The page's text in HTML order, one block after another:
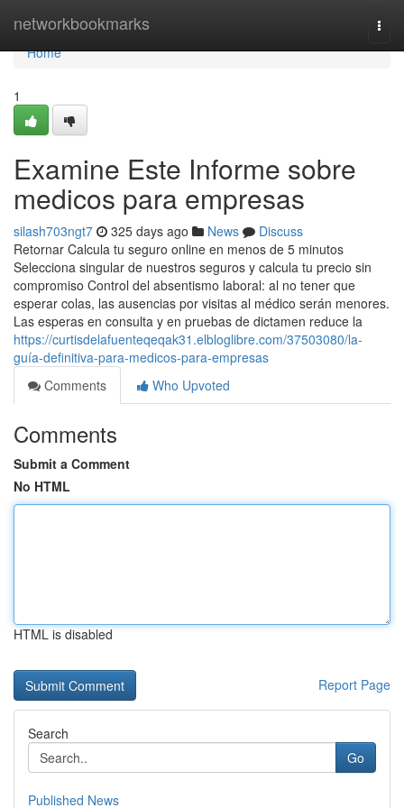
networkbookmarks
Home
Home
1
Examine Este Informe sobre
medicos para empresas
silash703ngt7 325 days ago News
Discuss
Retornar Calcula tu seguro online en menos de 5 minutos
Selecciona singular de nuestros seguros y calcula tu precio sin
compromiso Control del absentismo laboral: al no tener que
esperar colas, las ausencias por visitas al médico serán menores.
Las esperas en consulta y en pruebas de dictamen reduce la
https://curtisdelafuenteqeqak31.elbloglibre.com/37503080/la-
guía-definitiva-para-medicos-para-empresas
Comments
Who Upvoted
Comments
Submit a Comment
No HTML
HTML is disabled
Report Page
Search
Go
Published News